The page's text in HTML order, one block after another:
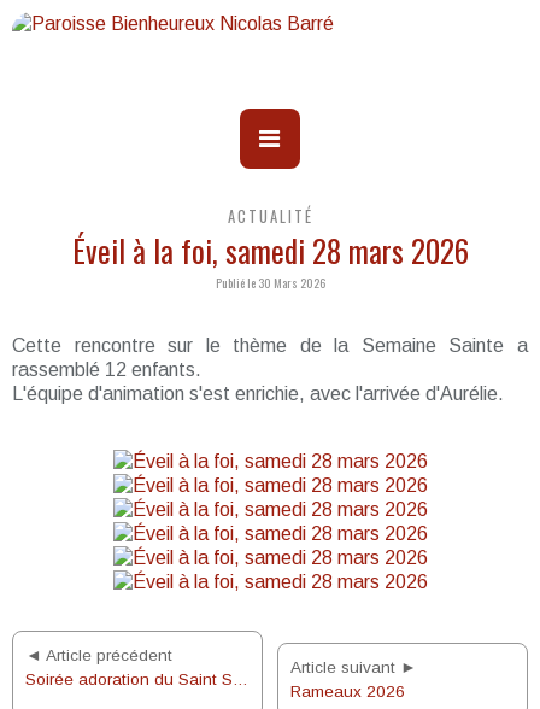
ACTUALITÉ
Éveil à la foi, samedi 28 mars 2026
Publié le 30 Mars 2026
Cette rencontre sur le thème de la Semaine Sainte a
rassemblé 12 enfants.
L'équipe d'animation s'est enrichie, avec l'arrivée d'Aurélie.
◄ Article précédent
Soirée adoration du Saint Sacrement
Article suivant ►
Rameaux 2026